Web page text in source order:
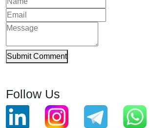
Submit Comment
Follow Us